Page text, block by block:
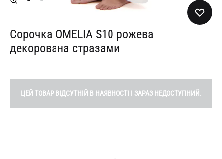
Сорочка OMELIA S10 рожева
декорована стразами
ЦЕЙ ТОВАР ВІДСУТНІЙ В НАЯВНОСТІ І ЗАРАЗ НЕДОСТУПНИЙ.